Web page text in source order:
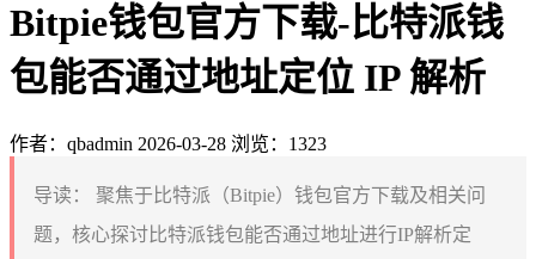
Bitpie钱包官方下载-比特派钱
包能否通过地址定位 IP 解析
作者：qbadmin 2026-03-28 浏览：1323
导读：
聚焦于比特派（Bitpie）钱包官方下载及相关问
题，核心探讨比特派钱包能否通过地址进行IP解析定